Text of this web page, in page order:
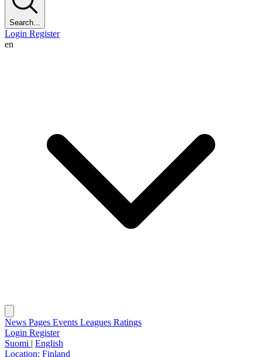
Search...
Login Register
en
News Pages Events Leagues Ratings
Login Register
Suomi | English
Location: Finland